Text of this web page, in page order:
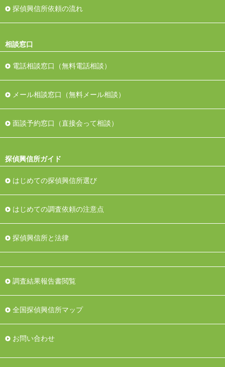
探偵興信所依頼の流れ
相談窓口
電話相談窓口（無料電話相談）
メール相談窓口（無料メール相談）
面談予約窓口（直接会って相談）
探偵興信所ガイド
はじめての探偵興信所選び
はじめての調査依頼の注意点
探偵興信所と法律
調査結果報告書閲覧
全国探偵興信所マップ
お問い合わせ